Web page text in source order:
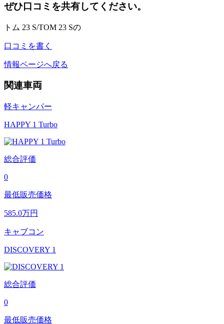
ぜひ口コミを共有してください。
トム 23 S/TOM 23 Sの
口コミを書く
情報ページへ戻る
関連車両
軽キャンパー
HAPPY 1 Turbo
総合評価
0
最低販売価格
585.0万円
キャブコン
DISCOVERY 1
総合評価
0
最低販売価格